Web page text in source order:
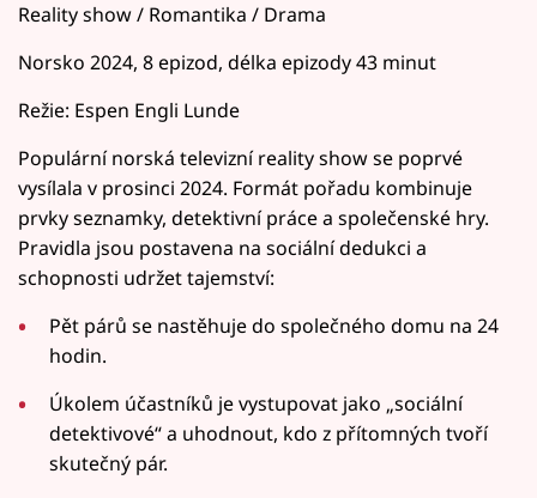
Reality show / Romantika / Drama
Norsko 2024, 8 epizod, délka epizody 43 minut
Režie: Espen Engli Lunde
Populární norská televizní reality show se poprvé
vysílala v prosinci 2024. Formát pořadu kombinuje
prvky seznamky, detektivní práce a společenské hry.
Pravidla jsou postavena na sociální dedukci a
schopnosti udržet tajemství:
Pět párů se nastěhuje do společného domu na 24
hodin.
Úkolem účastníků je vystupovat jako „sociální
detektivové“ a uhodnout, kdo z přítomných tvoří
skutečný pár.